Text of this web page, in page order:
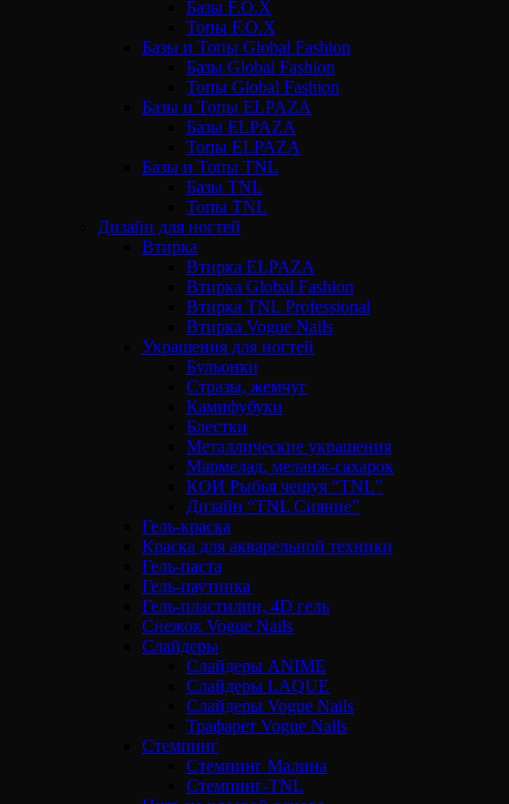
Базы F.O.X
Топы F.O.X
Базы и Топы Global Fashion
Базы Global Fashion
Топы Global Fashion
Базы и Топы ELPAZA
Базы ELPAZA
Топы ELPAZA
Базы и Топы TNL
Базы TNL
Топы TNL
Дизайн для ногтей
Втирка
Втирка ELPAZA
Втирка Global Fashion
Втирка TNL Professional
Втирка Vogue Nails
Украшения для ногтей
Бульонки
Стразы, жемчуг
Камифубуки
Блестки
Металлические украшения
Мармелад, меланж-сахарок
КОИ Рыбья чешуя “TNL”
Дизайн “TNL Сияние”
Гель-краска
Краска для акварельной техники
Гель-паста
Гель-паутинка
Гель-пластилин, 4D гель
Снежок Vogue Nails
Слайдеры
Слайдеры ANIME
Слайдеры LAQUE
Слайдеры Vogue Nails
Трафарет Vogue Nails
Стемпинг
Стемпинг Малина
Стемпинг-TNL